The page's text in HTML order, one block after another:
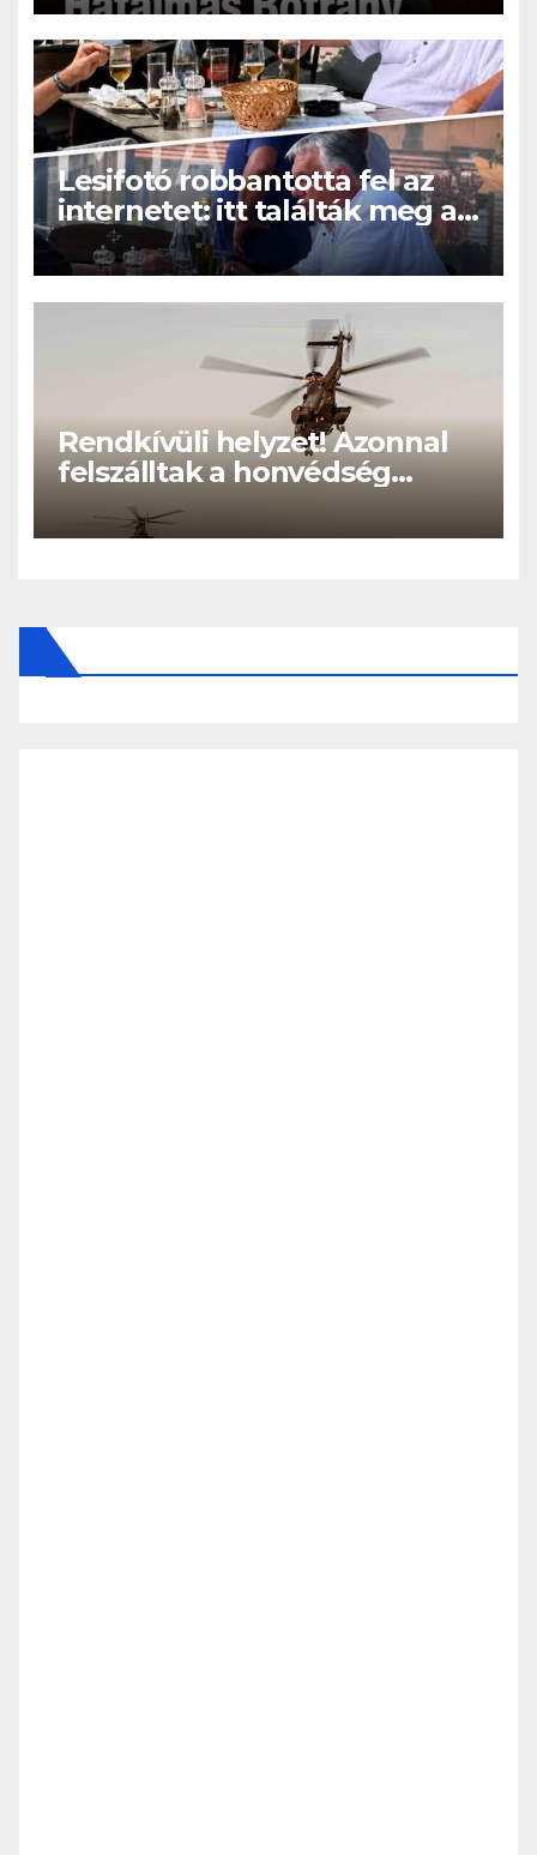
Lesifotó robbantotta fel az
internetet: itt találták meg az
eltűnt Orbán Viktort!
Rendkívüli helyzet! Azonnal
felszálltak a honvédség
helikopterei, óriási a baj
Magyarországon! – Kiadták a